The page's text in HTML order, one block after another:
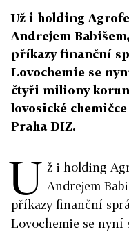
Už i holding
Andrejem
příkazy finanční
Lovochemie se
čtyři miliony
lovosické
Praha DIZ.
U ž i holding
Andrejem
příkazy finanční
Lovochemie se nyní